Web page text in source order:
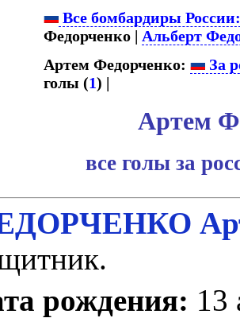
Все бомбардиры
Федорченко | Альберт
Артем Федорченко:
За
голы (1) |
Артем
все голы за
рождения: 13